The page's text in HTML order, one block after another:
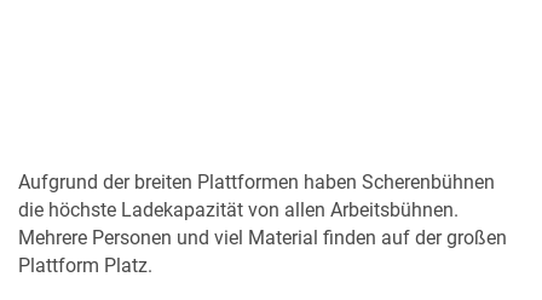
Aufgrund der breiten Plattformen haben Scherenbühnen
die höchste Ladekapazität von allen Arbeitsbühnen.
Mehrere Personen und viel Material finden auf der großen
Plattform Platz.